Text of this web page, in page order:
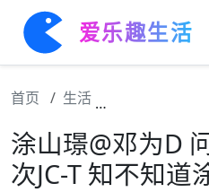
爱乐趣生活
首页 生活
涂山璟@邓为D
次JC-T 知不知